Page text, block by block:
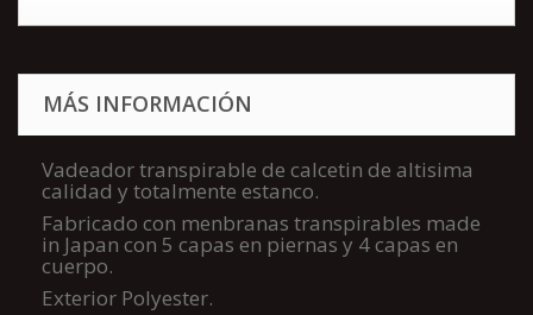
MÁS INFORMACIÓN
Vadeador transpirable de calcetin de altisima
calidad y totalmente estanco.
Fabricado con menbranas transpirables made
in Japan con 5 capas en piernas y 4 capas en
cuerpo.
Exterior Polyester.